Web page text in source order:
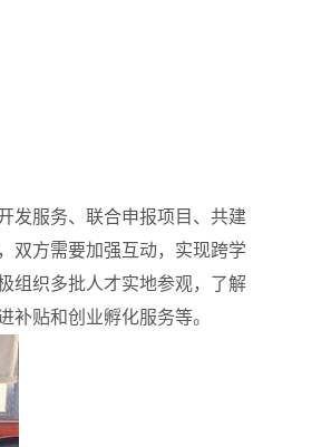
发服务、联合申报项目、共建
双方需要加强互动，实现跨学
组织多批人才实地参观，了解
贴和创业孵化服务等。